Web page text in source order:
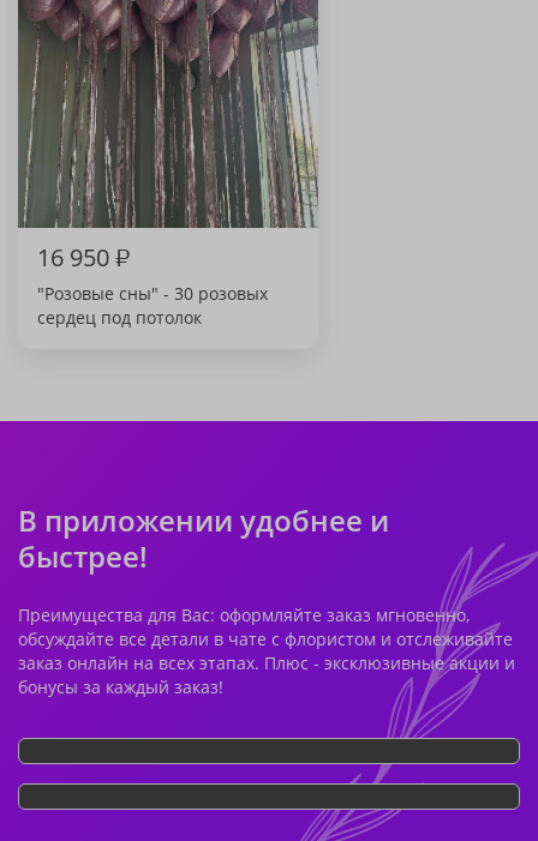
16 950₽
"Розовые сны" - 30 розовых
сердец под потолок
В приложении удобнее и
быстрее!
Преимущества для Вас: оформляйте заказ мгновенно,
обсуждайте все детали в чате с флористом и отслеживайте
заказ онлайн на всех этапах. Плюс - эксклюзивные акции и
бонусы за каждый заказ!